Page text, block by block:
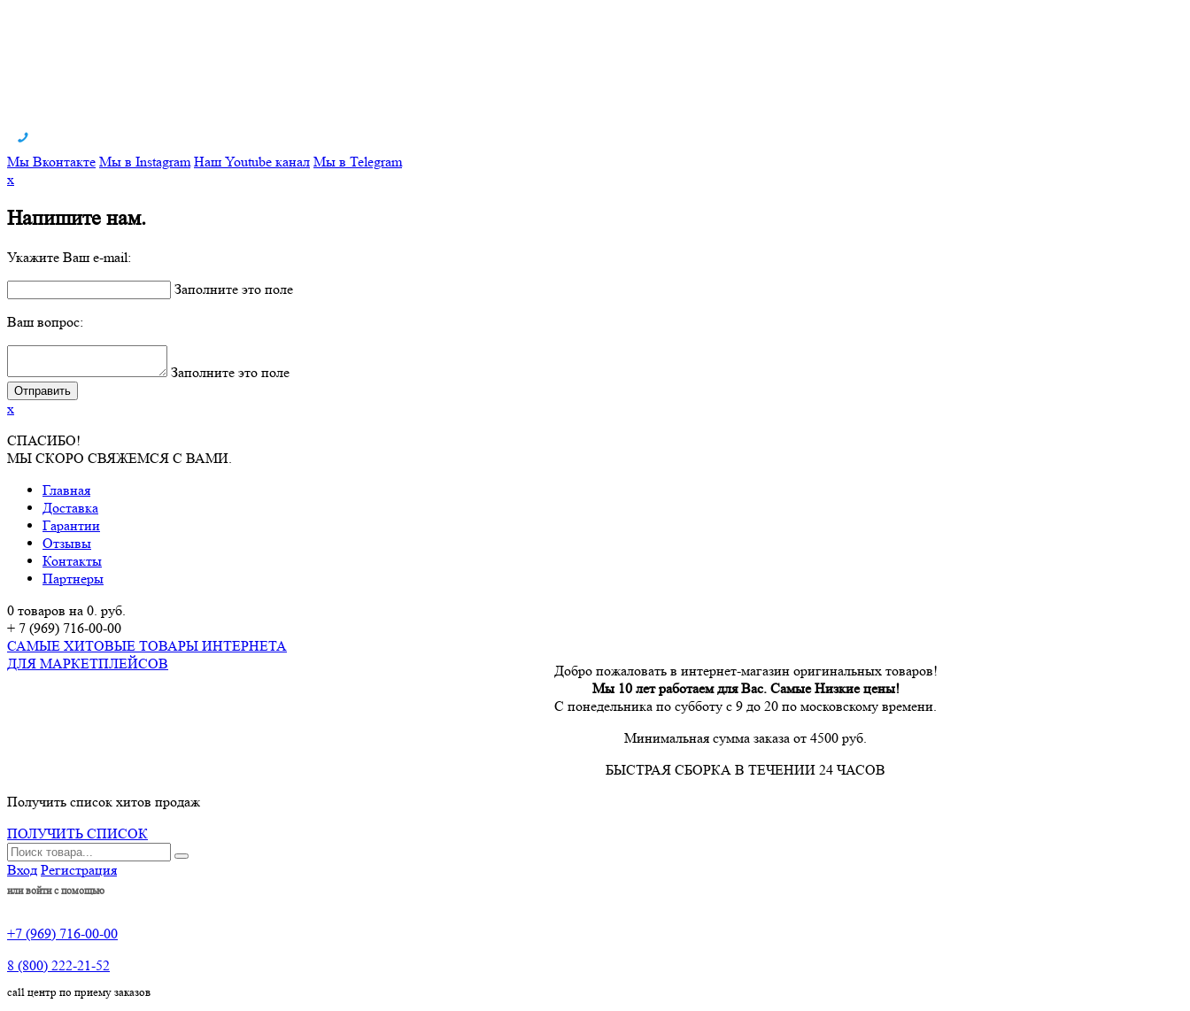
Мы Вконтакте Мы в Instagram Наш Youtube канал Мы в Telegram
x
Напишите нам.
Укажите Ваш e-mail:
Заполните это поле
Ваш вопрос:
Заполните это поле
x
СПАСИБО!
МЫ СКОРО СВЯЖЕМСЯ С ВАМИ.
Главная
Доставка
Гарантии
Отзывы
Контакты
Партнеры
0 товаров на 0. руб.
+ 7 (969) 716-00-00
САМЫЕ ХИТОВЫЕ ТОВАРЫ ИНТЕРНЕТА
ДЛЯ МАРКЕТПЛЕЙСОВ
Добро пожаловать в интернет-магазин оригинальных товаров!
Мы 10 лет работаем для Вас. Самые Низкие цены!
С понедельника по субботу с 9 до 20 по московскому времени.
Минимальная сумма заказа от 4500 руб.
БЫСТРАЯ СБОРКА В ТЕЧЕНИИ 24 ЧАСОВ
Получить список хитов продаж
ПОЛУЧИТЬ СПИСОК
Вход Регистрация
или войти с помощью
+7 (969) 716-00-00
8 (800) 222-21-52
call центр по приему заказов